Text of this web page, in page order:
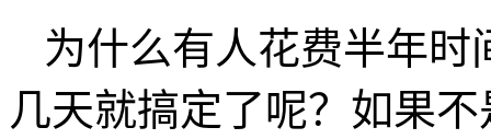
为什么有人花费半年
几天就搞定了呢？如果